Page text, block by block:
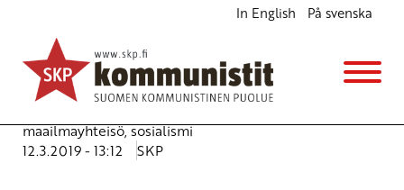
In English På svenska
Kiinan ristiriitainen Sampo
Ajankohtaista
Avainsanat:dialogipolitiikka,Feng Yanli,
maailmayhteisö,sosialismi
12.3.2019 - 13:12
SKP